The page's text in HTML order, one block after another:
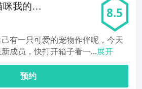
咪我的宠
8.5
一只可爱的宠物作伴呢，今天
成员，快打开箱子看一...展开
预约